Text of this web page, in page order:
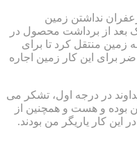
نداشتن زمین
از برداشت محصول در
زمین منتقل کرد تا برای
برای این کار زمین اجاره
در درجه اول، تشکر می
بوده و هست و همچنین از
این کار یاریگر من بودند.